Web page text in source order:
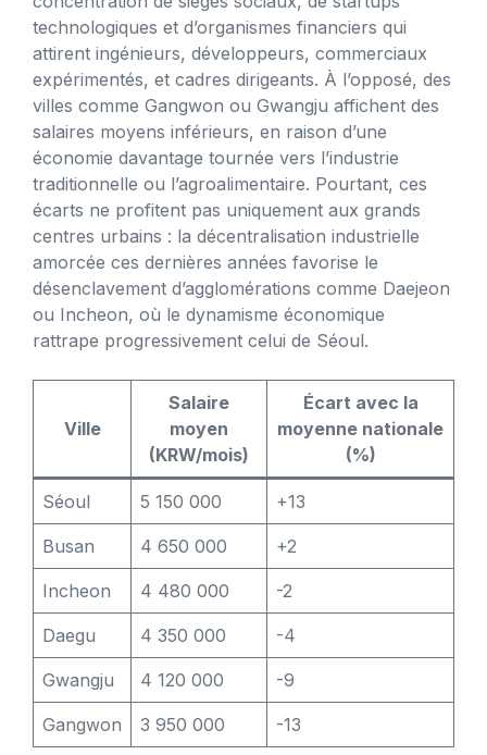
technologiques et d’organismes financiers qui
attirent ingénieurs, développeurs, commerciaux
expérimentés, et cadres dirigeants. À l’opposé, des
villes comme Gangwon ou Gwangju affichent des
salaires moyens inférieurs, en raison d’une
économie davantage tournée vers l’industrie
traditionnelle ou l’agroalimentaire. Pourtant, ces
écarts ne profitent pas uniquement aux grands
centres urbains : la décentralisation industrielle
amorcée ces dernières années favorise le
désenclavement d’agglomérations comme Daejeon
ou Incheon, où le dynamisme économique
rattrape progressivement celui de Séoul.
Ville
Salaire
moyen
(KRW/mois)
Écart avec la
moyenne nationale
(%)
Séoul 5 150 000 +13
Busan 4 650 000 +2
Incheon 4 480 000 -2
Daegu 4 350 000 -4
Gwangju 4 120 000 -9
Gangwon 3 950 000 -13